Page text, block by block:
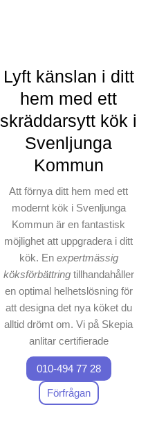
Lyft känslan i ditt
hem med ett
skräddarsytt kök i
Svenljunga
Kommun
Att förnya ditt hem med ett
modernt kök i Svenljunga
Kommun är en fantastisk
möjlighet att uppgradera i ditt
kök. En expertmässig
köksförbättringtillhandahåller
en optimal helhetslösning för
att designa det nya köket du
alltid drömt om. Vi på Skepia
anlitar certifierade
hantverkare för att garantera
att varje detalj i processen,
från bygg till leverans,
uppfyller våra kunders
010-494 77 28
Förfrågan